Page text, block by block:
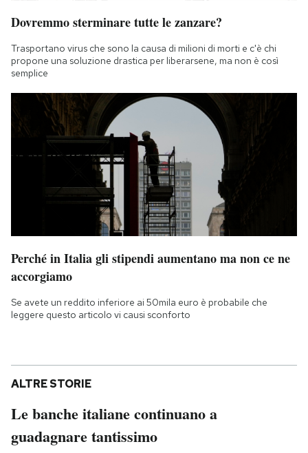
Dovremmo sterminare tutte le zanzare?
Trasportano virus che sono la causa di milioni di morti e c'è chi
propone una soluzione drastica per liberarsene, ma non è così
semplice
Perché in Italia gli stipendi aumentano ma non ce ne
accorgiamo
Se avete un reddito inferiore ai 50mila euro è probabile che
leggere questo articolo vi causi sconforto
ALTRE STORIE
Le banche italiane continuano a
guadagnare tantissimo